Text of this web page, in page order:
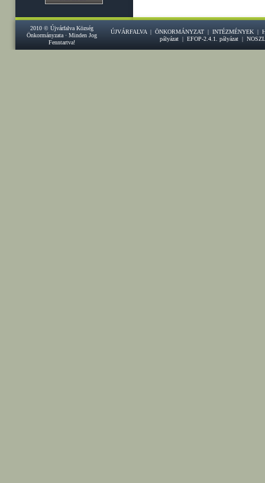
2010 © Újvárfalva Község
Önkormányzata · Minden Jog
Fenntartva!
ÚJVÁRFALVA | ÖNKORMÁNYZAT | INTÉZMÉNYEK |
pályázat| EFOP-2.4.1. pályázat|